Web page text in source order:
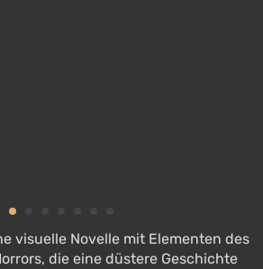
visuelle Novelle mit Elementen des
die eine düstere Geschichte